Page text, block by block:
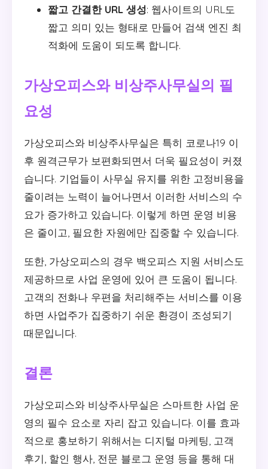
짧고 간결한 URL 생성: 웹사이트의 URL도
짧고 의미 있는 형태로 만들어 검색 엔진 최
적화에 도움이 되도록 합니다.
가상오피스와 비상주사무실의 필
요성
가상오피스와 비상주사무실은 특히 코로나19 이
후 원격근무가 보편화되면서 더욱 필요성이 커졌
습니다. 기업들이 사무실 유지를 위한 고정비용을
줄이려는 노력이 늘어나면서 이러한 서비스의 수
요가 증가하고 있습니다. 이렇게 하면 운영 비용
은 줄이고, 필요한 자원에만 집중할 수 있습니다.
또한, 가상오피스의 경우 백오피스 지원 서비스도
제공하므로 사업 운영에 있어 큰 도움이 됩니다.
고객의 전화나 우편을 처리해주는 서비스를 이용
하면 사업주가 집중하기 쉬운 환경이 조성되기
때문입니다.
결론
가상오피스와 비상주사무실은 스마트한 사업 운
영의 필수 요소로 자리 잡고 있습니다. 이를 효과
적으로 홍보하기 위해서는 디지털 마케팅, 고객
후기, 할인 행사, 전문 블로그 운영 등을 통해 대